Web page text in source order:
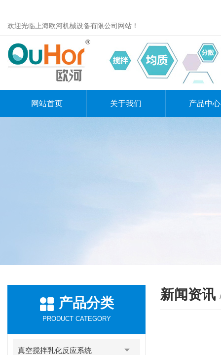
欢迎光临上海欧河机械设备有限公司网站！
网站首页 关于我们 产品中心
产品分类
PRODUCT CATEGORY
真空搅拌乳化反应系统
新闻资讯